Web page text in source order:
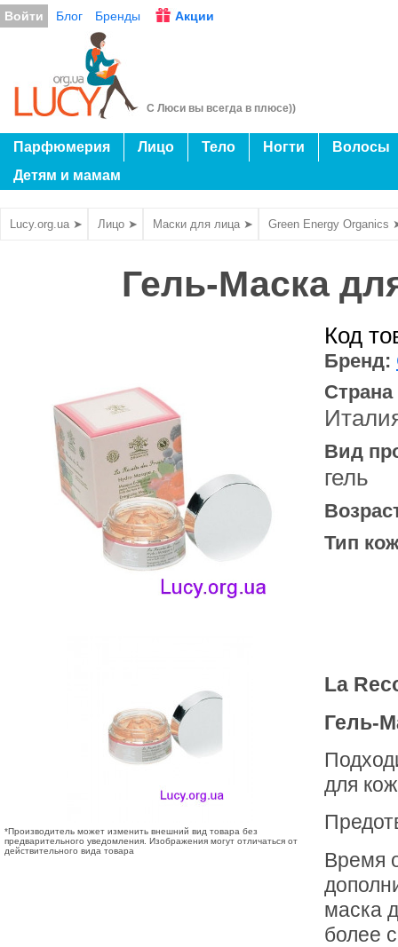
Войти Блог Бренды Акции
С Люси вы всегда в плюсе))
Парфюмерия Лицо Тело Ногти
Волосы
Детям и мамам
Lucy.org.ua ➤ Лицо ➤ Маски для лица ➤ Green Energy Organics
Гель-Маска
*Производитель может изменить внешний вид товара без
предварительного уведомления. Изображения могут отличаться от
действительного вида товара
Код
Бренд:
Вид
гель
Тип
La
Гель-
для
Время
маска
более